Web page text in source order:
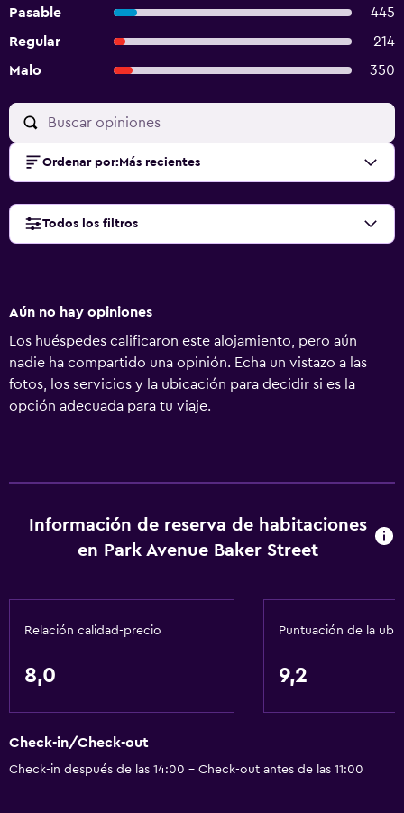
Pasable
445
Regular
214
Malo
350
Ordenar por: Más recientes
Todos los filtros
Aún no hay opiniones
Los huéspedes calificaron este alojamiento, pero aún
nadie ha compartido una opinión. Echa un vistazo a las
fotos, los servicios y la ubicación para decidir si es la
opción adecuada para tu viaje.
Información de reserva de habitaciones
en Park Avenue Baker Street
Relación calidad-precio
8,0
Puntuación de la
9,2
Check-in/Check-out
Check-in después de las 14:00 - Check-out antes de las 11:00